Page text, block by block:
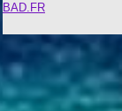
BAD.FR